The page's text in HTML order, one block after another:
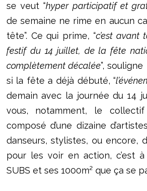
se veut “hyper participatif et
de semaine ne rime en aucun
tête”. Ce qui prime, “c’est avant
festif du 14 juillet, de la fête
complètement décalée”,
si la fête a déjà débuté, “
demain avec la journée du 14
vous, notamment, le collectif
composé d’une dizaine
danseurs, stylistes, ou encore,
pour les voir en action, c’est
SUBS et ses 1000m² que ça se